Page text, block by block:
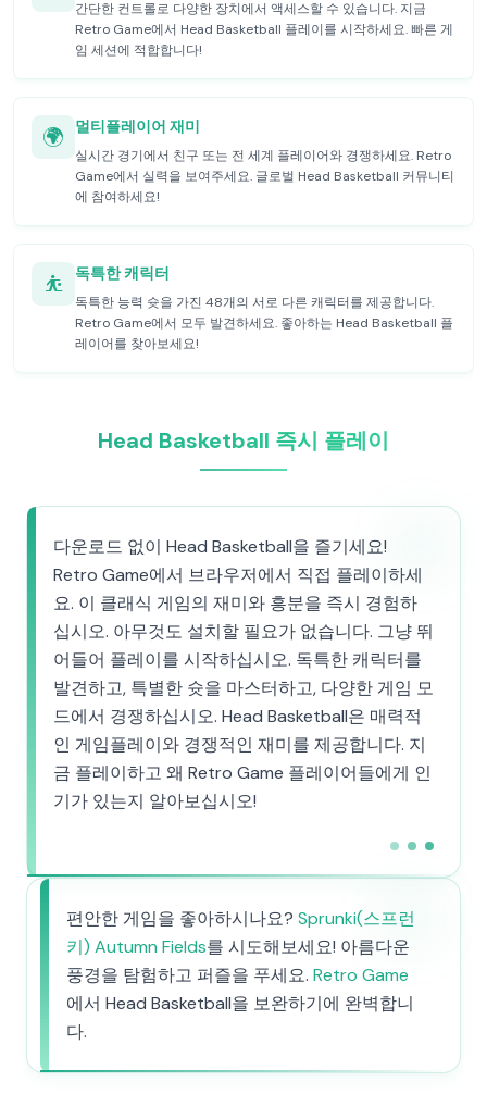
간단한 컨트롤로 다양한 장치에서 액세스할 수 있습니다. 지금
Retro Game에서 Head Basketball 플레이를 시작하세요. 빠른 게
임 세션에 적합합니다!
🌍 멀티플레이어 재미
실시간 경기에서 친구 또는 전 세계 플레이어와 경쟁하세요. Retro
Game에서 실력을 보여주세요. 글로벌 Head Basketball 커뮤니티
에 참여하세요!
⛹️ 독특한 캐릭터
독특한 능력 슛을 가진 48개의 서로 다른 캐릭터를 제공합니다.
Retro Game에서 모두 발견하세요. 좋아하는 Head Basketball 플
레이어를 찾아보세요!
Head Basketball 즉시 플레이
다운로드 없이 Head Basketball을 즐기세요!
Retro Game에서 브라우저에서 직접 플레이하세
요. 이 클래식 게임의 재미와 흥분을 즉시 경험하
십시오. 아무것도 설치할 필요가 없습니다. 그냥 뛰
어들어 플레이를 시작하십시오. 독특한 캐릭터를
발견하고, 특별한 슛을 마스터하고, 다양한 게임 모
드에서 경쟁하십시오. Head Basketball은 매력적
인 게임플레이와 경쟁적인 재미를 제공합니다. 지
금 플레이하고 왜 Retro Game 플레이어들에게 인
기가 있는지 알아보십시오!
편안한 게임을 좋아하시나요? Sprunki(스프런
키) Autumn Fields를 시도해보세요! 아름다운
풍경을 탐험하고 퍼즐을 푸세요. Retro Game
에서 Head Basketball을 보완하기에 완벽합니
다.